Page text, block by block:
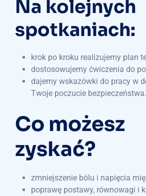
Na kolejnych
spotkaniach:
krok po kroku realizujemy plan
dostosowujemy ćwiczenia do
dajemy wskazówki do pracy w
Twoje poczucie bezpieczeństwa.
Co możesz
zyskać?
zmniejszenie bólu i napięcia
poprawę postawy, równowagi i